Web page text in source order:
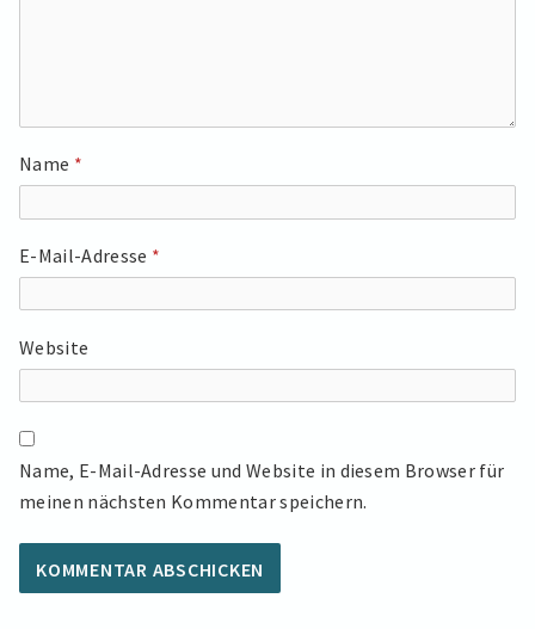
Name *
E-Mail-Adresse *
Website
Name, E-Mail-Adresse und Website in diesem Browser für
meinen nächsten Kommentar speichern.